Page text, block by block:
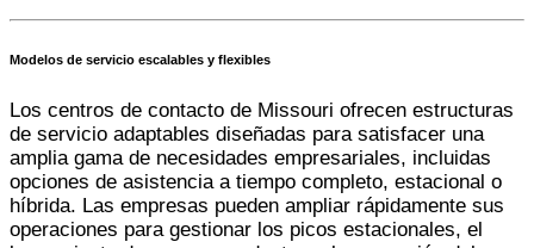
Modelos de servicio escalables y flexibles
Los centros de contacto de Missouri ofrecen estructuras
de servicio adaptables diseñadas para satisfacer una
amplia gama de necesidades empresariales, incluidas
opciones de asistencia a tiempo completo, estacional o
híbrida. Las empresas pueden ampliar rápidamente sus
operaciones para gestionar los picos estacionales, el